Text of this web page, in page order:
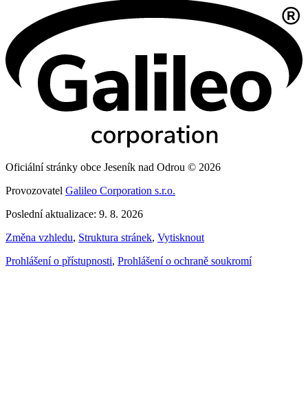
Oficiální stránky obce Jeseník nad Odrou © 2026
Provozovatel Galileo Corporation s.r.o.
Poslední aktualizace: 9. 8. 2026
Změna vzhledu, Struktura stránek, Vytisknout
Prohlášení o přístupnosti, Prohlášení o ochraně soukromí